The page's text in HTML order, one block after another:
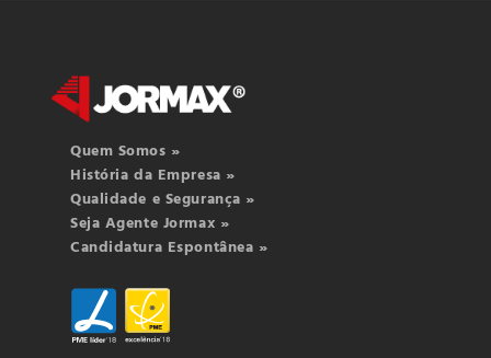
Quem Somos »
História da Empresa »
Qualidade e Segurança »
Seja Agente Jormax »
Candidatura Espontânea »